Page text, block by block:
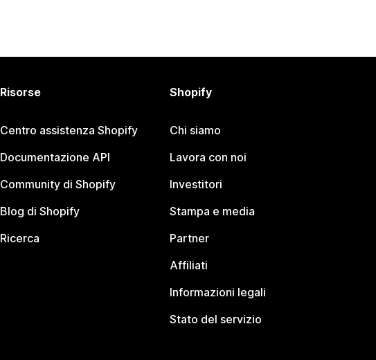
Risorse
Centro assistenza Shopify
Documentazione API
Community di Shopify
Blog di Shopify
Ricerca
Shopify
Chi siamo
Lavora con noi
Investitori
Stampa e media
Partner
Affiliati
Informazioni legali
Stato del servizio